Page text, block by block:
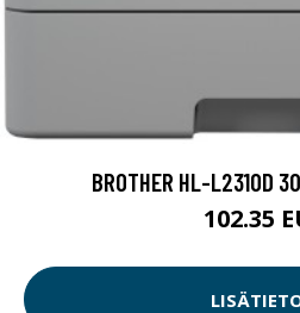
BROTHER HL-L2310D
102.35